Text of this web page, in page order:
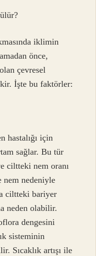
iklimin
önce,
çevresel
İşte bu faktörler:
hastalığı için
sağlar. Bu tür
ciltteki nem oranı
nedeniyle
ciltteki bariyer
neden olabilir.
dengesini
sisteminin
Sıcaklık artışı ile